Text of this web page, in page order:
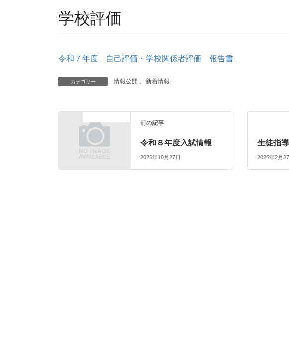
学校評価
令和７年度 自己評価・学校関係者評価 報告書
カテゴリー 情報公開 、 新着情報
前の記事
令和８年度入試情報
2025年10月27日
生徒指
2026年2月